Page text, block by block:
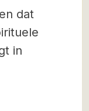
dat
in